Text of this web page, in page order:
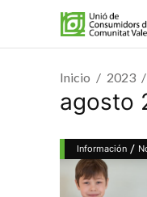
Inicio 2023
agosto
Información /